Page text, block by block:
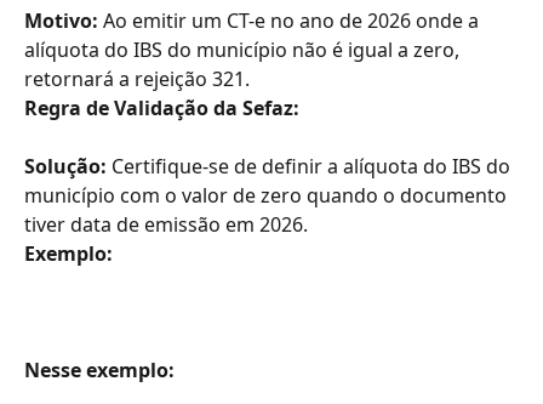
Motivo: Ao emitir um CT-e no ano de 2026 onde a
alíquota do IBS do município não é igual a zero,
retornará a rejeição 321.
Regra de Validação da Sefaz:
Solução: Certifique-se de definir a alíquota do IBS do
município com o valor de zero quando o documento
tiver data de emissão em 2026.
Exemplo:
Nesse exemplo: